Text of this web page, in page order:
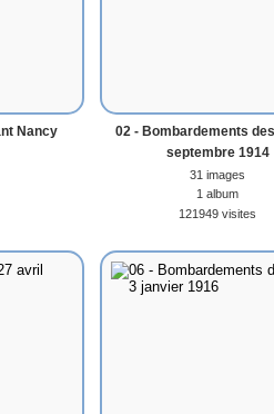
Nancy
02 - Bombardements
septembre 1914
31 images
1 album
121949 visites